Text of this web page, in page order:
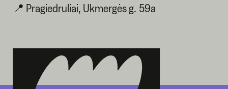
📍 Pragiedruliai, Ukmergės g. 59a